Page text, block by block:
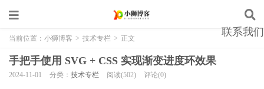
联系我们
当前位置： 小狮博客 > 技术专栏 > 正文
手把手使用 SVG + CSS 实现渐变进度环效果
2024-11-01 分类： 技术专栏 阅读(502) 评论(0)